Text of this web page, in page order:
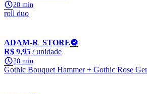
20 min
roll duo
ADAM-R_STORE
R$ 9,95 / unidade
20 min
Gothic Bouquet Hammer + Gothic Rose